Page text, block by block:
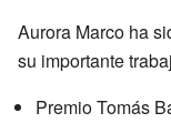
Aurora Marco ha
su importante
Premio Tomás